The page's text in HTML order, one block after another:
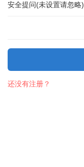
安全提问(未设置请忽略)
还没有注册？